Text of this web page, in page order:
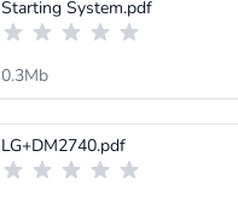
Starting System.pdf
0.3Mb
LG+DM2740.pdf